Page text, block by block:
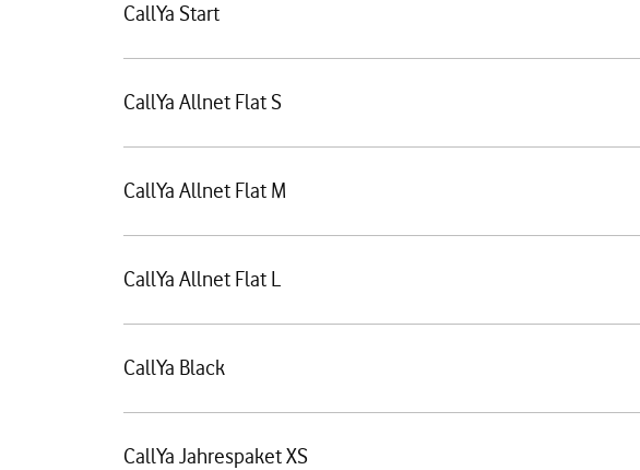
CallYa Start
CallYa Allnet Flat S
CallYa Allnet Flat M
CallYa Allnet Flat L
CallYa Black
CallYa Jahrespaket XS